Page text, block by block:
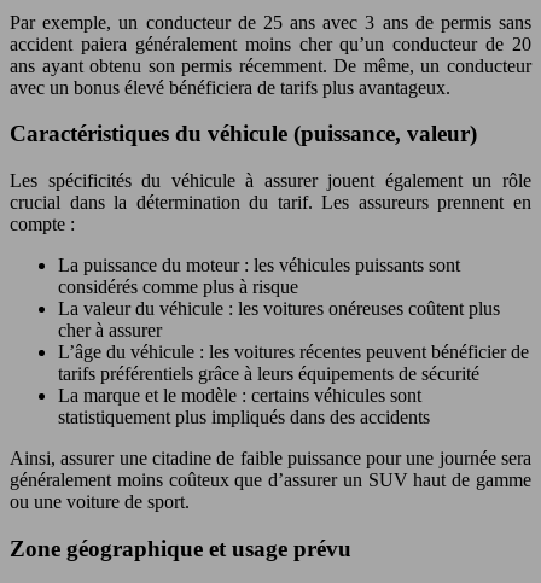
Par exemple, un conducteur de 25 ans avec 3 ans de permis sans
accident paiera généralement moins cher qu’un conducteur de 20
ans ayant obtenu son permis récemment. De même, un conducteur
avec un bonus élevé bénéficiera de tarifs plus avantageux.
Caractéristiques du véhicule (puissance, valeur)
Les spécificités du véhicule à assurer jouent également un rôle
crucial dans la détermination du tarif. Les assureurs prennent en
compte :
La puissance du moteur : les véhicules puissants sont
considérés comme plus à risque
La valeur du véhicule : les voitures onéreuses coûtent plus
cher à assurer
L’âge du véhicule : les voitures récentes peuvent bénéficier de
tarifs préférentiels grâce à leurs équipements de sécurité
La marque et le modèle : certains véhicules sont
statistiquement plus impliqués dans des accidents
Ainsi, assurer une citadine de faible puissance pour une journée sera
généralement moins coûteux que d’assurer un SUV haut de gamme
ou une voiture de sport.
Zone géographique et usage prévu